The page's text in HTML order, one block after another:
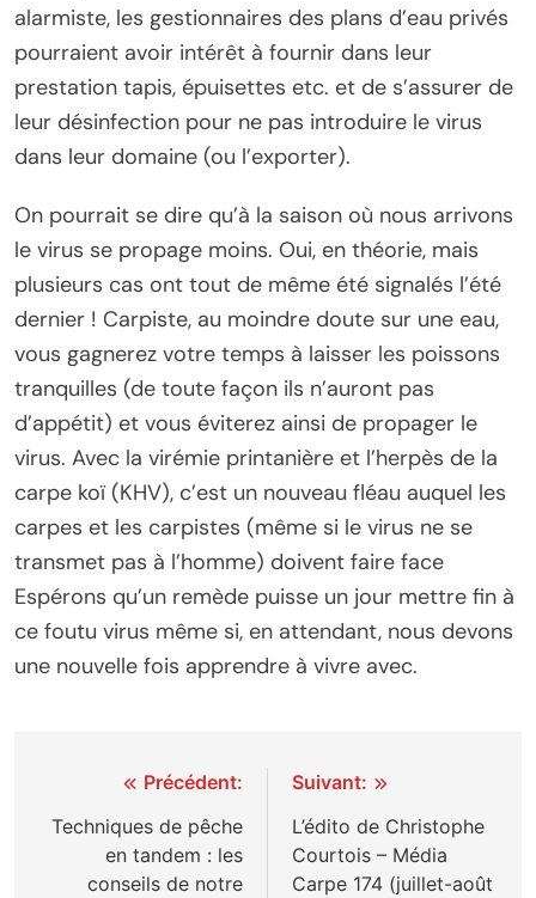
alarmiste, les gestionnaires des plans d’eau privés
pourraient avoir intérêt à fournir dans leur
prestation tapis, épuisettes etc. et de s’assurer de
leur désinfection pour ne pas introduire le virus
dans leur domaine (ou l’exporter).
On pourrait se dire qu’à la saison où nous arrivons
le virus se propage moins. Oui, en théorie, mais
plusieurs cas ont tout de même été signalés l’été
dernier ! Carpiste, au moindre doute sur une eau,
vous gagnerez votre temps à laisser les poissons
tranquilles (de toute façon ils n’auront pas
d’appétit) et vous éviterez ainsi de propager le
virus. Avec la virémie printanière et l’herpès de la
carpe koï (KHV), c’est un nouveau fléau auquel les
carpes et les carpistes (même si le virus ne se
transmet pas à l’homme) doivent faire face
Espérons qu’un remède puisse un jour mettre fin à
ce foutu virus même si, en attendant, nous devons
une nouvelle fois apprendre à vivre avec.
Navigation
de
l’article
Précédent:
Techniques de pêche
en tandem : les
conseils de notre
Suivant:
L’édito de Christophe
Courtois – Média
Carpe 174 (juillet-août